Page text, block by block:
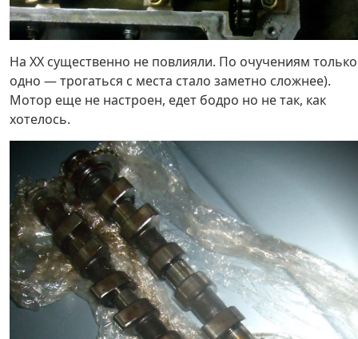
На ХХ существенно не повлияли. По очучениям только
одно — трогаться с места стало заметно сложнее).
Мотор еще не настроен, едет бодро но не так, как
хотелось.